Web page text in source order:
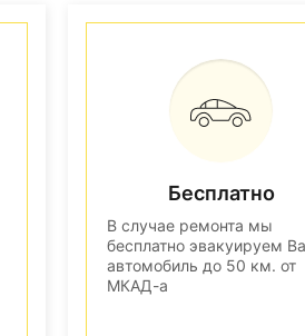
Бесплатно
В случае ремонта мы
бесплатно эвакуируем
автомобиль до 50 км. от
МКАД-а